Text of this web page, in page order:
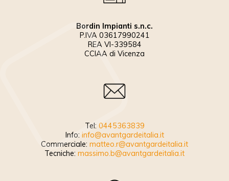
Bordin Impianti s.n.c.
P.IVA 03617990241
REA VI-339584
CCIAA di Vicenza
Tel: 0445363839
Info: info@avantgardeitalia.it
Commerciale: matteo.r@avantgardeitalia.it
Tecniche: massimo.b@avantgardeitalia.it